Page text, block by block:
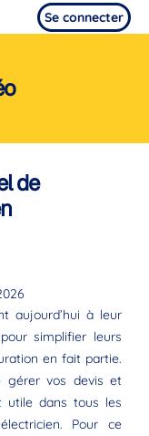
Se connecter
de
aujourd’hui à leur
simplifier leurs
en fait partie.
gérer vos devis et
utile dans tous les
Pour ce